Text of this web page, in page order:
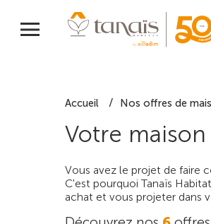
Accueil Nos offres de
Votre
Vous avez le projet de faire
C'est pourquoi Tanaïs
achat et vous projeter dans